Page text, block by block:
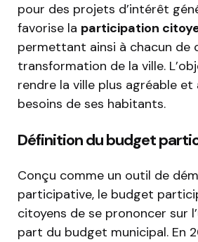
pour des projets d’intérêt
favorise la participation
permettant ainsi à chacun de
transformation de la ville.
rendre la ville plus agréable
besoins de ses habitants.
Définition du budget
Conçu comme un outil de
participative, le budget
citoyens de se prononcer sur
part du budget municipal. En